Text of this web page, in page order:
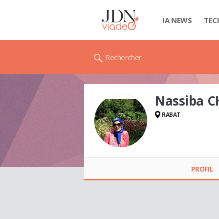
IA NEWS
Rechercher
Nassiba
RABAT
PROFIL